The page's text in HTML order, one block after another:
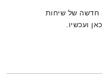
חדשה של שיחות
ועכשיו.